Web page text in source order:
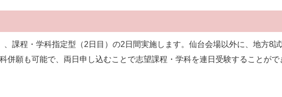
課程・学科指定型（2日目）の2日間実施します。仙台会場以外に、地方8
併願も可能で、両日申し込むことで志望課程・学科を連日受験することがで